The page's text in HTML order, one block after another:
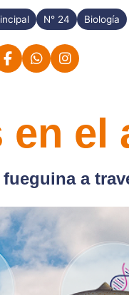
N° 24 Biología
en el
a